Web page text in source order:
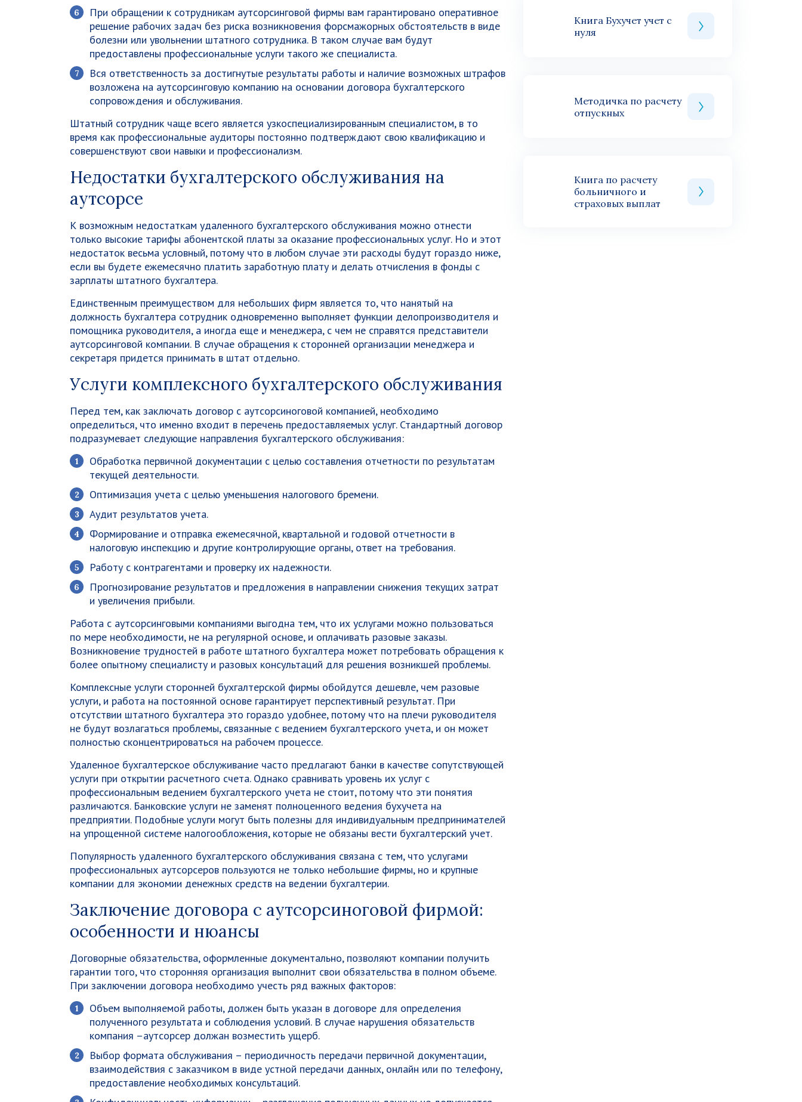
При обращении к сотрудникам аутсорсинговой фирмы вам гарантировано оперативное
решение рабочих задач без риска возникновения форсмажорных обстоятельств в виде
болезни или увольнении штатного сотрудника. В таком случае вам будут
предоставлены профессиональные услуги такого же специалиста.
Вся ответственность за достигнутые результаты работы и наличие возможных штрафов
возложена на аутсорсинговую компанию на основании договора бухгалтерского
сопровождения и обслуживания.
Штатный сотрудник чаще всего является узкоспециализированным специалистом, в то
время как профессиональные аудиторы постоянно подтверждают свою квалификацию и
совершенствуют свои навыки и профессионализм.
Недостатки бухгалтерского обслуживания на
аутсорсе
К возможным недостаткам удаленного бухгалтерского обслуживания можно отнести
только высокие тарифы абонентской платы за оказание профессиональных услуг. Но и этот
недостаток весьма условный, потому что в любом случае эти расходы будут гораздо ниже,
если вы будете ежемесячно платить заработную плату и делать отчисления в фонды с
зарплаты штатного бухгалтера.
Единственным преимуществом для небольших фирм является то, что нанятый на
должность бухгалтера сотрудник одновременно выполняет функции делопроизводителя и
помощника руководителя, а иногда еще и менеджера, с чем не справятся представители
аутсорсинговой компании. В случае обращения к сторонней организации менеджера и
секретаря придется принимать в штат отдельно.
Услуги комплексного бухгалтерского обслуживания
Перед тем, как заключать договор с аутсорсиноговой компанией, необходимо
определиться, что именно входит в перечень предоставляемых услуг. Стандартный договор
подразумевает следующие направления бухгалтерского обслуживания:
Обработка первичной документации с целью составления отчетности по результатам
текущей деятельности.
Оптимизация учета с целью уменьшения налогового бремени.
Аудит результатов учета.
Формирование и отправка ежемесячной, квартальной и годовой отчетности в
налоговую инспекцию и другие контролирующие органы, ответ на требования.
Работу с контрагентами и проверку их надежности.
Прогнозирование результатов и предложения в направлении снижения текущих затрат
и увеличения прибыли.
Работа с аутсорсинговыми компаниями выгодна тем, что их услугами можно пользоваться
по мере необходимости, не на регулярной основе, и оплачивать разовые заказы.
Возникновение трудностей в работе штатного бухгалтера может потребовать обращения к
более опытному специалисту и разовых консультаций для решения возникшей проблемы.
Комплексные услуги сторонней бухгалтерской фирмы обойдутся дешевле, чем разовые
услуги, и работа на постоянной основе гарантирует перспективный результат. При
отсутствии штатного бухгалтера это гораздо удобнее, потому что на плечи руководителя
не будут возлагаться проблемы, связанные с ведением бухгалтерского учета, и он может
полностью сконцентрироваться на рабочем процессе.
Удаленное бухгалтерское обслуживание часто предлагают банки в качестве сопутствующей
услуги при открытии расчетного счета. Однако сравнивать уровень их услуг с
профессиональным ведением бухгалтерского учета не стоит, потому что эти понятия
различаются. Банковские услуги не заменят полноценного ведения бухучета на
предприятии. Подобные услуги могут быть полезны для индивидуальным предпринимателей
на упрощенной системе налогообложения, которые не обязаны вести бухгалтерский учет.
Популярность удаленного бухгалтерского обслуживания связана с тем, что услугами
профессиональных аутсорсеров пользуются не только небольшие фирмы, но и крупные
компании для экономии денежных средств на ведении бухгалтерии.
Заключение договора с аутсорсиноговой фирмой:
особенности и нюансы
Договорные обязательства, оформленные документально, позволяют компании получить
гарантии того, что сторонняя организация выполнит свои обязательства в полном объеме.
При заключении договора необходимо учесть ряд важных факторов:
Объем выполняемой работы, должен быть указан в договоре для определения
полученного результата и соблюдения условий. В случае нарушения обязательств
компания –аутсорсер должан возместить ущерб.
Выбор формата обслуживания – периодичность передачи первичной документации,
взаимодействия с заказчиком в виде устной передачи данных, онлайн или по телефону,
предоставление необходимых консультаций.
Книга Бухучет учет с
нуля
Методичка по расчету
отпускных
Книга по расчету
больничного и
страховых выплат